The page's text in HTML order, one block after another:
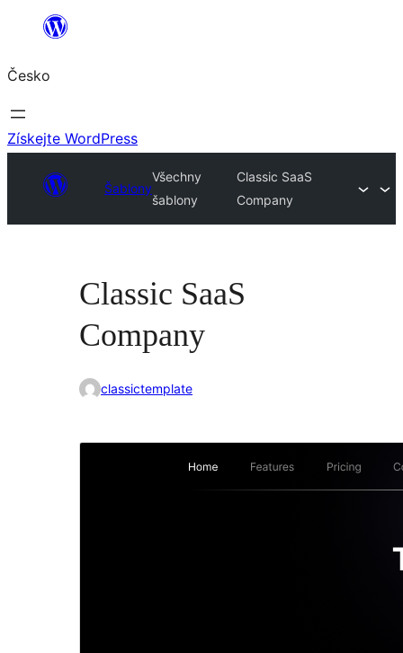
Přeskočit
obsah
Česko
Získejte WordPress
Šablony
Všechny
šablony
Classic SaaS
Company
Classic SaaS
Company
classictemplate